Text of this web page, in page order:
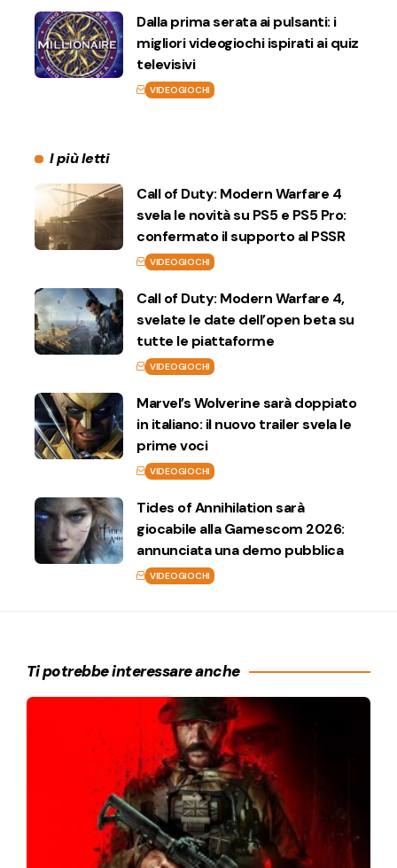
Dalla prima serata ai pulsanti: i
migliori videogiochi ispirati ai quiz
televisivi
VIDEOGIOCHI
I più letti
Call of Duty: Modern Warfare 4
svela le novità su PS5 e PS5 Pro:
confermato il supporto al PSSR
VIDEOGIOCHI
Call of Duty: Modern Warfare 4,
svelate le date dell’open beta su
tutte le piattaforme
VIDEOGIOCHI
Marvel’s Wolverine sarà doppiato
in italiano: il nuovo trailer svela le
prime voci
VIDEOGIOCHI
Tides of Annihilation sarà
giocabile alla Gamescom 2026:
annunciata una demo pubblica
VIDEOGIOCHI
Ti potrebbe interessare anche